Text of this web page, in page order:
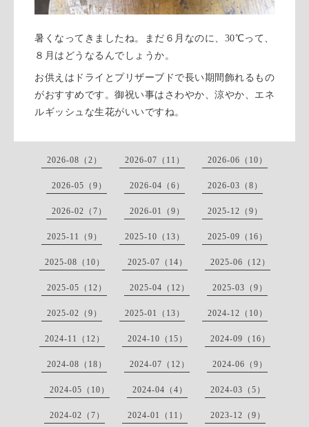
暑くなってきましたね。まだ６月なのに、30℃って、
８月はどうなるんでしょうか。
お供えはドライとプリザーブドで長い期間飾れるもの
がおすすめです。御祝い事はさわやか、涼やか、エネ
ルギッシュな生花がいいですね。
2026-08（2） 2026-07（11） 2026-06（10）
2026-05（9） 2026-04（6） 2026-03（8）
2026-02（7） 2026-01（9） 2025-12（9）
2025-11（9） 2025-10（13） 2025-09（16）
2025-08（10） 2025-07（14） 2025-06（12）
2025-05（12） 2025-04（12） 2025-03（9）
2025-02（9） 2025-01（13） 2024-12（10）
2024-11（12） 2024-10（15） 2024-09（16）
2024-08（18） 2024-07（12） 2024-06（9）
2024-05（10） 2024-04（4） 2024-03（5）
2024-02（7） 2024-01（11） 2023-12（9）